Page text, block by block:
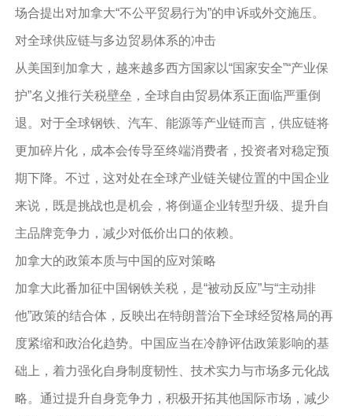
场合提出对加拿大“不公平贸易行为”的申诉或外交施压。
对全球供应链与多边贸易体系的冲击
从美国到加拿大，越来越多西方国家以“国家安全”“产业保
护”名义推行关税壁垒，全球自由贸易体系正面临严重倒
退。对于全球钢铁、汽车、能源等产业链而言，供应链将
更加碎片化，成本会传导至终端消费者，投资者对稳定预
期下降。不过，这对处在全球产业链关键位置的中国企业
来说，既是挑战也是机会，将倒逼企业转型升级、提升自
主品牌竞争力，减少对低价出口的依赖。
加拿大的政策本质与中国的应对策略
加拿大此番加征中国钢铁关税，是“被动反应”与“主动排
他”政策的结合体，反映出在特朗普治下全球经贸格局的再
度紧缩和政治化趋势。中国应当在冷静评估政策影响的基
础上，着力强化自身制度韧性、技术实力与市场多元化战
略。通过提升自身竞争力，积极开拓其他国际市场，减少